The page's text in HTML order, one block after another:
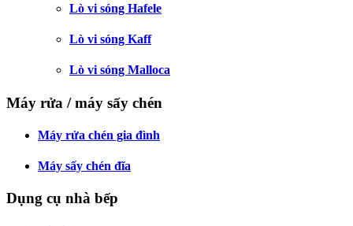
Lò vi sóng Hafele
Lò vi sóng Kaff
Lò vi sóng Malloca
Máy rửa / máy sấy chén
Máy rửa chén gia đình
Máy sấy chén đĩa
Dụng cụ nhà bếp